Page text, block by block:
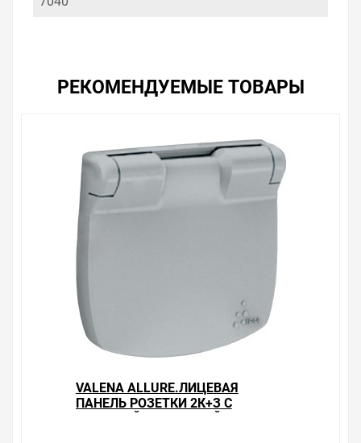
РЕКОМЕНДУЕМЫЕ ТОВАРЫ
VALENA ALLURE.ЛИЦЕВАЯ
ПАНЕЛЬ РОЗЕТКИ 2К+З С